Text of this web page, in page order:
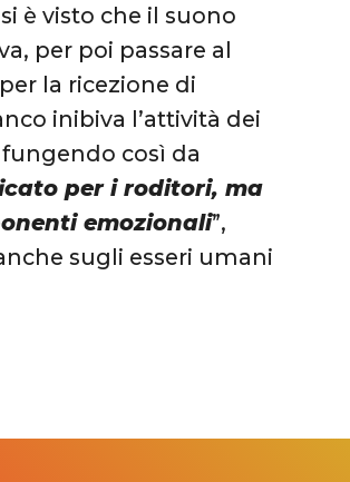
è visto che il suono
per poi passare al
la ricezione di
inibiva l’attività dei
così da
per i roditori, ma
emozionali”,
sugli esseri umani